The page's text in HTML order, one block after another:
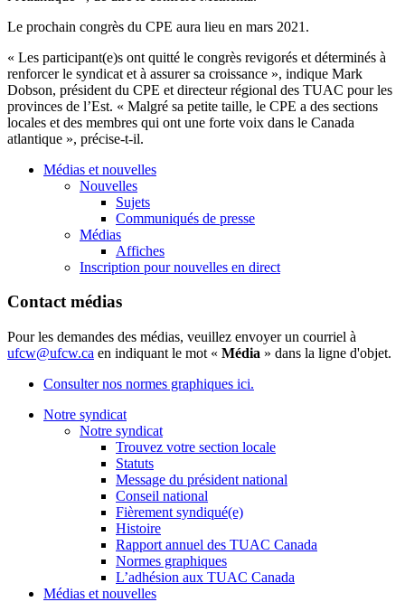
Le prochain congrès du CPE aura lieu en mars 2021.
« Les participant(e)s ont quitté le congrès revigorés et déterminés à
renforcer le syndicat et à assurer sa croissance », indique Mark
Dobson, président du CPE et directeur régional des TUAC pour les
provinces de l’Est. « Malgré sa petite taille, le CPE a des sections
locales et des membres qui ont une forte voix dans le Canada
atlantique », précise-t-il.
Médias et nouvelles
Nouvelles
Sujets
Communiqués de presse
Médias
Affiches
Inscription pour nouvelles en direct
Contact médias
Pour les demandes des médias, veuillez envoyer un courriel à
ufcw@ufcw.ca en indiquant le mot « Média » dans la ligne d'objet.
Consulter nos normes graphiques ici.
Notre syndicat
Notre syndicat
Trouvez votre section locale
Statuts
Message du président national
Conseil national
Fièrement syndiqué(e)
Histoire
Rapport annuel des TUAC Canada
Normes graphiques
L’adhésion aux TUAC Canada
Médias et nouvelles